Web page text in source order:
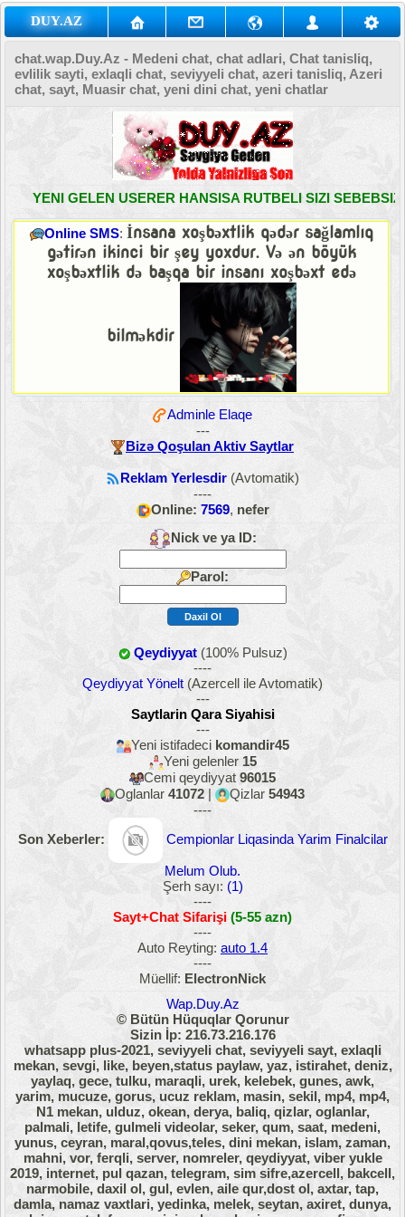
DUY.AZ
chat.wap.Duy.Az - Medeni chat, chat adlari, Chat tanisliq,
evlilik sayti, exlaqli chat, seviyyeli chat, azeri tanisliq, Azeri
chat, sayt, Muasir chat, yeni dini chat, yeni chatlar
YENI GELEN USERER HANSISA RUTBELI SIZI SEBEBSIZ
Online SMS: İnsana xoşbəxtlik qədər sağlamlıq
gətirən ikinci bir şey yoxdur. Və ən böyük
xoşbəxtlik də başqa bir insanı xoşbəxt edə
bilməkdir
Adminle Elaqe
---
Bizə Qoşulan Aktiv Saytlar
Reklam Yerlesdir (Avtomatik)
----
Online: 7569, nefer
Nick ve ya ID:
Parol:
Qeydiyyat(100% Pulsuz)
----
Qeydiyyat Yönelt (Azercell ile Avtomatik)
---
Saytlarin Qara Siyahisi
---
Yeni istifadeci komandir45
Yeni gelenler 15
Cemi qeydiyyat 96015
Oglanlar 41072 | Qizlar 54943
----
Son Xeberler:
Cempionlar Liqasinda Yarim Finalcilar
Melum Olub.
Şerh sayı: (1)
----
Sayt+Chat Sifarişi (5-55 azn)
----
Auto Reyting: auto 1.4
----
Müellif: ElectronNick
Wap.Duy.Az
© Bütün Hüquqlar Qorunur
Sizin İp: 216.73.216.176
whatsapp plus-2021, seviyyeli chat, seviyyeli sayt, exlaqli
mekan, sevgi, like, beyen,status paylaw, yaz, istirahet, deniz,
yaylaq, gece, tulku, maraqli, urek, kelebek, gunes, awk,
yarim, mucuze, gorus, ucuz reklam, masin, sekil, mp4, mp4,
N1 mekan, ulduz, okean, derya, baliq, qizlar, oglanlar,
palmali, letife, gulmeli videolar, seker, qum, saat, medeni,
yunus, ceyran, maral,qovus,teles, dini mekan, islam, zaman,
mahni, vor, ferqli, server, nomreler, qeydiyyat, viber yukle
2019, internet, pul qazan, telegram, sim sifre,azercell, bakcell,
narmobile, daxil ol, gul, evlen, aile qur,dost ol, axtar, tap,
damla, namaz vaxtlari, yedinka, melek, seytan, axiret, dunya,